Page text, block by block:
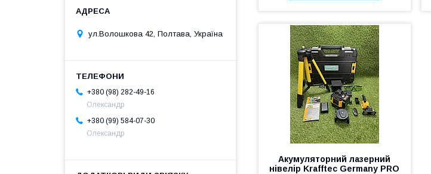
Акумуляторний лазерний
нівелір Krafftec Germany PRO
ул.Волошкова 42, Полтава, Україна
+380 (98) 282-49-16
Олександр
+380 (99) 584-07-30
Олександр